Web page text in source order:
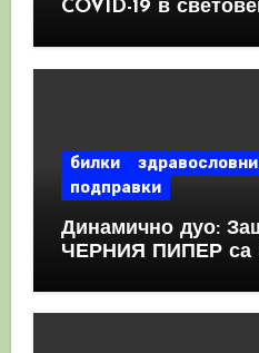
COVID-19 в
билки
подправки
Динамично дуо:
ЧЕРНИЯ ПИПЕР са